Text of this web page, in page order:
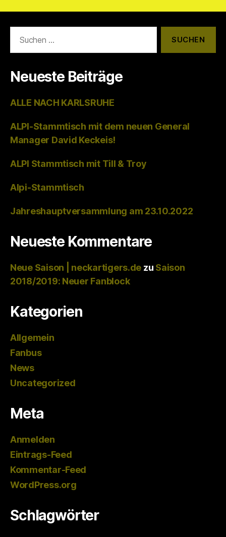
nach:
Neueste Beiträge
ALLE NACH KARLSRUHE
ALPI-Stammtisch mit dem neuen General
Manager David Keckeis!
ALPI Stammtisch mit Till & Troy
Alpi-Stammtisch
Jahreshauptversammlung am 23.10.2022
Neueste Kommentare
Neue Saison | neckartigers.de zu Saison
2018/2019: Neuer Fanblock
Kategorien
Allgemein
Fanbus
News
Uncategorized
Meta
Anmelden
Eintrags-Feed
Kommentar-Feed
WordPress.org
Schlagwörter